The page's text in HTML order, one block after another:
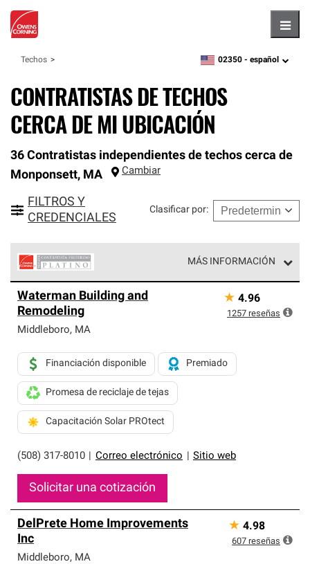
Techos zipcode,language
02350 - español
CONTRATISTAS DE TECHOS
CERCA DE MI UBICACIÓN
36 Contratistas independientes de techos cerca de
Monponsett, MA Cambiar
FILTROS Y
CREDENCIALES
Clasificar por:
MÁS INFORMACIÓN
Corning constituyen el nivel superior de nuestra red
exclusiva y cumplen con estándares estrictos de
profesionalismo, confiabilidad y destreza incomparable.
sistemas de techos.
Waterman Building and
Remodeling
Middleboro, MA
(508) 317-8010 Correo electrónico Sitio web
Financiación disponible Premiado
Promesa de reciclaje de tejas
Capacitación Solar PROtect
Solicitar una cotización
★ 4.96
1257 reseñas
DelPrete Home Improvements
Inc
Middleboro, MA
★ 4.98
607 reseñas